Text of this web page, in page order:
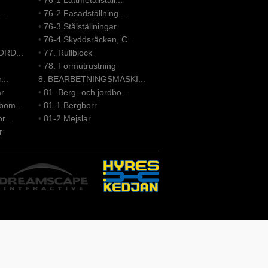
• 76-2 Fasadställning,...
• 76-3 Stålställningar
• 76-4 Skyddsräcken, C...
• 77. Rullblock
• 78. Formutrustning
8. BEARBETNINGSMASKI...
• 81. Berg- och jordbo...
• 81-1 Bergborr
• 81-2 Mejslar